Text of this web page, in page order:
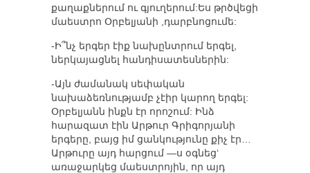
քաղաքներում ու գյուղերում:Ես թրծվեցի
մաեստրո Օրբելյանի ,դարբնոցումե:
-Ի՞նչ երգեր էիք նախընտրում երգել,
ներկայացնել հանդիսատեսներին:
-Այն ժամանակ սեփական
նախաձեռնությամբ չէիր կարող երգել:
Օրբելյանն ինքն էր որոշում: Ինձ
հարազատ էին Արթուր Գրիգորյանի
երգերը, բայց իմ ցանկությունը քիչ էր…
Արթուրը այդ հարցում —ս օգնեց‘
առաջարկեց մաեստրոյին, որ այդ